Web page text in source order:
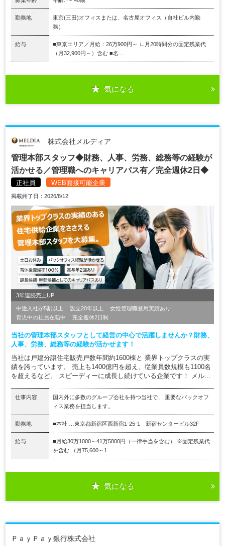
勤務地
東京(三田)オフィスまたは、名古屋オフィス（自社ビル内勤
務）
給与
■東京エリア／月給：26万900円～ ∟月20時間分の固定残業代
（月32,900円～）含む ■名...
気になる
株式会社メルディア
管理本部スタッフ◆財務、人事、労務、総務等の経験が
活かせる／管理職へのキャリアパス有／完全週休2日◆
正社員 WEB面接可能企業
掲載終了日：2026/8/12
3年連続売上UP
中途入社が5割以上 設立20年以上
女性管理職登用実績あり
育児中の社員在籍中
完全週休2日制
当社の管理本部スタッフとして経営の中心で活躍しませんか？財務、
人事、労務、総務等の経験が活かせます！
当社は戸建分譲住宅販売戸数年間約1600棟と 業界トップクラスの実
績を誇っています。 売上も1400億円を超え、従業員数規模も1100名
を超えるなど、 スピーディーに成長し続けている企業です！ メル...
仕事内容
国内外に多数のグループ会社を持つ当社で、 重要なバックオフ
ィス業務を担当します。
勤務地 ■本社 …東京都新宿区西新宿1-25-1 新宿センタービル32F
給与
■月給30万1000～41万5800円（一律手当を含む） ※固定残業代
を含む （月75,600～1...
気になる
ＰａｙＰａｙ銀行株式会社